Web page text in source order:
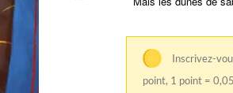
Inscrivez-
point, 1 point =